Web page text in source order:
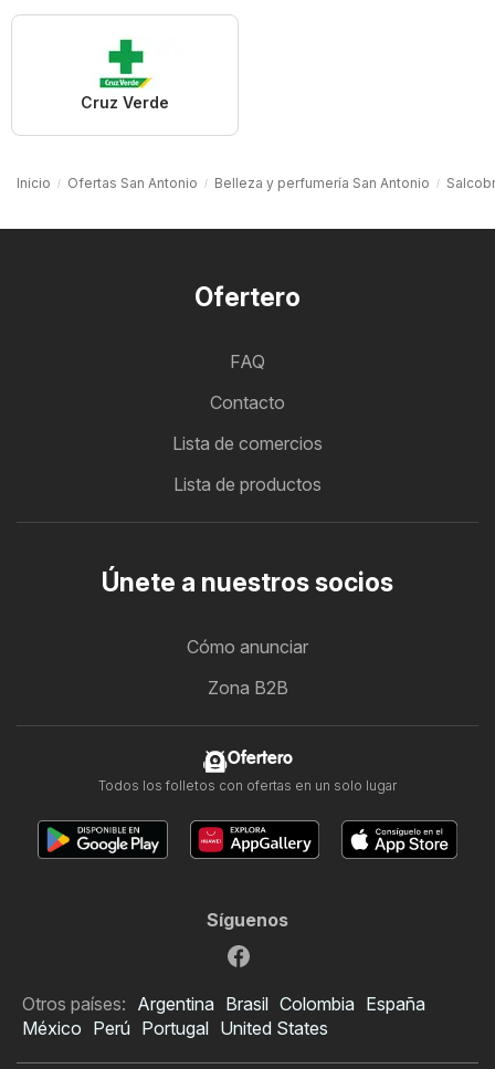
Cruz Verde
Inicio Ofertas San Antonio Belleza y perfumería San Antonio
Ofertero
FAQ
Contacto
Lista de comercios
Lista de productos
Únete a nuestros socios
Cómo anunciar
Zona B2B
Ofertero
Todos los folletos con ofertas en un solo lugar
Síguenos
Otros países: Argentina Brasil Colombia España
México Perú Portugal United States